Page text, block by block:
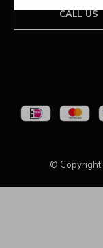
CALL US
© Copyright